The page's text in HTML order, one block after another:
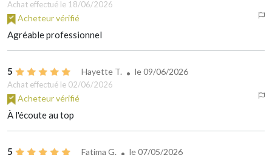
Achat effectué le 18/06/2026
Acheteur vérifié
Agréable professionnel
5 Hayette T. le09/06/2026
Achat effectué le 02/06/2026
Acheteur vérifié
À l'écoute au top
5 Fatima G. le07/05/2026